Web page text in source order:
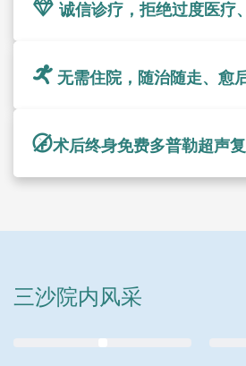
诚信诊疗，拒绝过度医疗
无需住院，随治随走、愈
术后终身免费多普勒超声
三沙院内风采